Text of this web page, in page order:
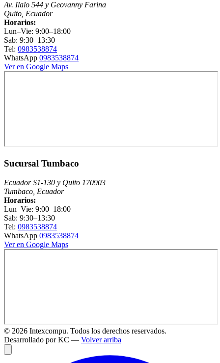
Av. Ilalo 544 y Geovanny Farina
Quito, Ecuador
Horarios:
Lun–Vie: 9:00–18:00
Sab: 9:30–13:30
Tel: 0983538874
WhatsApp 0983538874
Ver en Google Maps
Sucursal Tumbaco
Ecuador S1-130 y Quito 170903
Tumbaco, Ecuador
Horarios:
Lun–Vie: 9:00–18:00
Sab: 9:30–13:30
Tel: 0983538874
WhatsApp 0983538874
Ver en Google Maps
© 2026 Intexcompu. Todos los derechos reservados.
Desarrollado por KC — Volver arriba